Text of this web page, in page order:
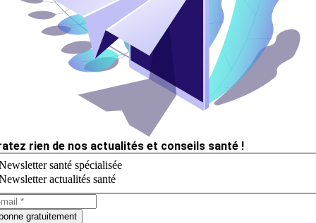
rien de nos actualités et conseils santé !
santé spécialisée
actualités santé
gratuitement